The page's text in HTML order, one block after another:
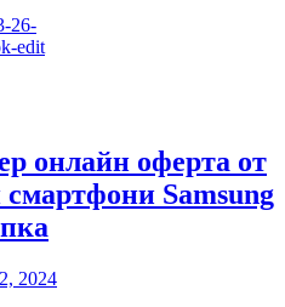
онлайн оферта от
Samsung
2024